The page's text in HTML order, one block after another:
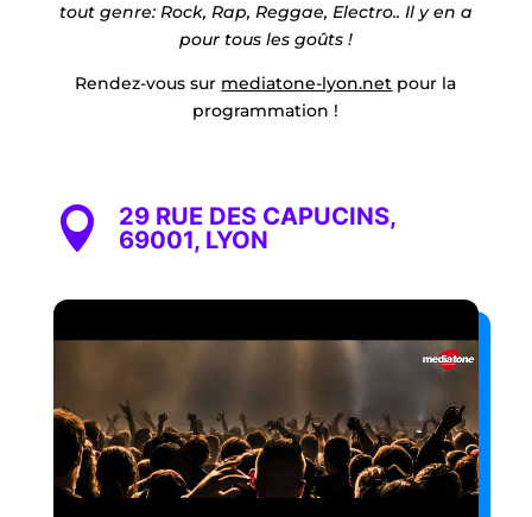
tout genre: Rock, Rap, Reggae, Electro.. Il y en a
pour tous les goûts !
Rendez-vous sur mediatone-lyon.net pour la
programmation !

29 RUE DES CAPUCINS,
69001, LYON